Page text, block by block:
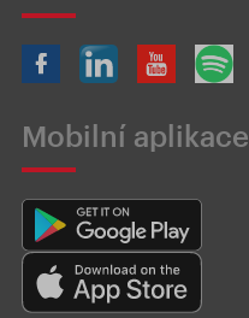
Mobilní aplikace